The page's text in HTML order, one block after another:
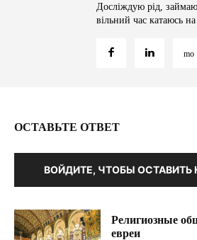
Досліждую рід,
вільний час катаюсь на
ОСТАВЬТЕ ОТВЕТ
ВОЙДИТЕ, ЧТОБЫ
Религиозные
евреи